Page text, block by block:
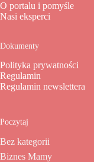
O portalu i pomyśle
Nasi eksperci
Dokumenty
Polityka prywatności
Regulamin
Regulamin newslettera
Poczytaj
Bez kategorii
Biznes Mamy